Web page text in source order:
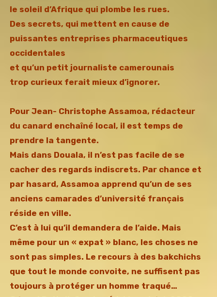
le soleil d’Afrique qui plombe les rues.
Des secrets, qui mettent en cause de
puissantes entreprises pharmaceutiques
occidentales
et qu’un petit journaliste camerounais
trop curieux ferait mieux d’ignorer.
Pour Jean- Christophe Assamoa, rédacteur
du canard enchaîné local, il est temps de
prendre la tangente.
Mais dans Douala, il n’est pas facile de se
cacher des regards indiscrets. Par chance et
par hasard, Assamoa apprend qu’un de ses
anciens camarades d’université français
réside en ville.
C’est à lui qu’il demandera de l’aide. Mais
même pour un « expat » blanc, les choses ne
sont pas simples. Le recours à des bakchichs
que tout le monde convoite, ne suffisent pas
toujours à protéger un homme traqué…